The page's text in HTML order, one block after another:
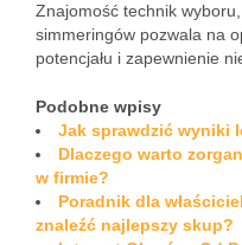
Znajomość technik
simmeringów pozwala na
potencjału i zapewnienie
Podobne wpisy
Jak sprawdzić wyniki
Dlaczego warto
w firmie?
Poradnik dla
znaleźć najlepszy skup?